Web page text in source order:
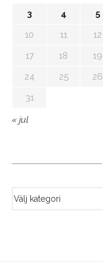
3
4 5
10
11 12
17
18 19
24
25 26
31
« jul